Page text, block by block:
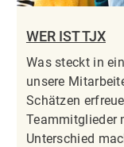
WER IST TJX
Was steckt in
unsere
Schätzen
Teammitglieder
Unterschied